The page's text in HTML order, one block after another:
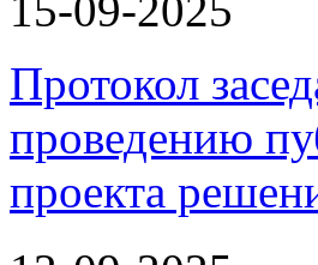
Протокол
проведению
проекта